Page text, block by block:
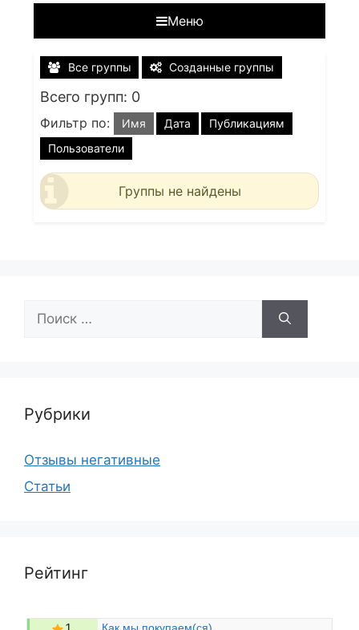
Меню
Все группы Созданные группы
Всего групп: 0
Фильтр по: Имя Дата
Публикациям
Пользователи
Группы не найдены
Рубрики
Отзывы негативные
Статьи
Рейтинг